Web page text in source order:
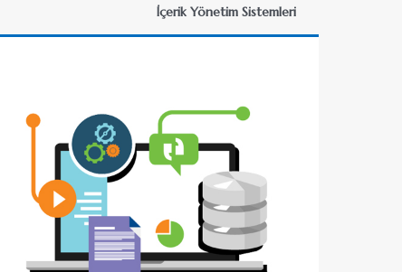
İçerik Yönetim Sistemleri